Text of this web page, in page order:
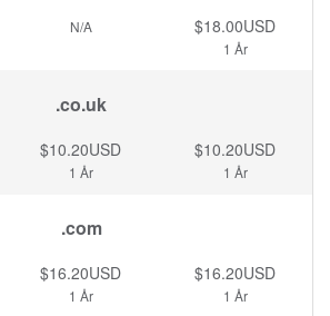
N/A $18.00USD
1 År
.co.uk
$10.20USD
1 År
$10.20USD
1 År
.com
$16.20USD
1 År
$16.20USD
1 År